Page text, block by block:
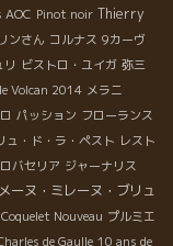
AOC Pinot noir Thierry
ンさん コルナス 9カーヴ
リ ビストロ・ユイガ 弥三
Volcan 2014 メラニ
パッション フローランス
ュ・ド・ラ・ペスト レスト
バセリア ジャーナリス
ーヌ・ミレーヌ・ブリュ
Nouveau プルミエ
de Gaulle 10 ans de